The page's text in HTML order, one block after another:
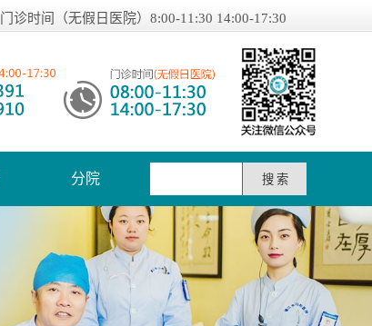
门诊时间（无假日医院）8:00-11:30 14:00-17:30
分院